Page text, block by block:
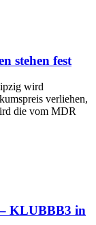
stehen fest
wird
verliehen,
die vom MDR
KLUBBB3 in